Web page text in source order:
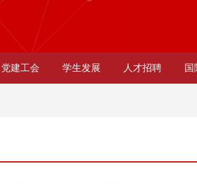
党建工会 学生发展 人才招聘 国